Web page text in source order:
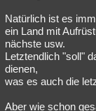
Natürlich ist es
ein Land mit
nächste usw.
Letztendlich "soll"
dienen,
was es auch die
Aber wie schon